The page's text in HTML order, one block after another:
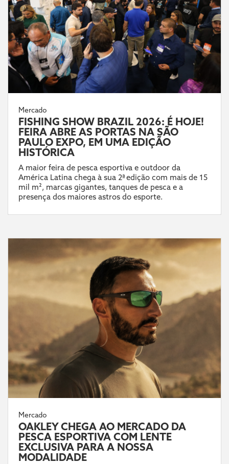
Mercado
FISHING SHOW BRAZIL 2026: É HOJE!
FEIRA ABRE AS PORTAS NA SÃO
PAULO EXPO, EM UMA EDIÇÃO
HISTÓRICA
A maior feira de pesca esportiva e outdoor da
América Latina chega à sua 2ª edição com mais de 15
mil m², marcas gigantes, tanques de pesca e a
presença dos maiores astros do esporte.
Mercado
OAKLEY CHEGA AO MERCADO DA
PESCA ESPORTIVA COM LENTE
EXCLUSIVA PARA A NOSSA
MODALIDADE